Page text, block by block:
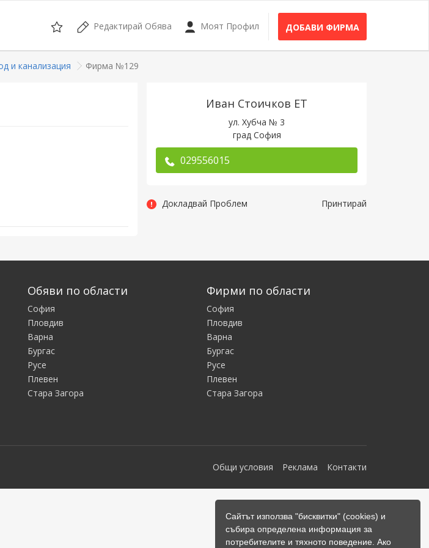
Сайтът използва "бисквитки" (cookies) и
събира определена информация за
потребителите и тяхното поведение. Ако
Редактирай Обява Моят Профил ДОБАВИ ФИРМА
и канализация Фирма №129
Иван Стоичков ЕТ
ул. Хубча № 3
град София
029556015
Докладвай Проблем Принтирай
Обяви по области
София
Пловдив
Варна
Бургас
Русе
Плевен
Стара Загора
Фирми по области
София
Пловдив
Варна
Бургас
Русе
Плевен
Стара Загора
Общи условия Реклама Контакти